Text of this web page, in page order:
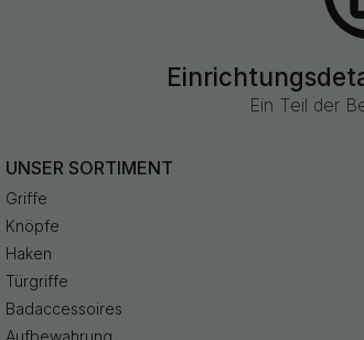
Ein Teil der
UNSER SORTIMENT
Griffe
Knöpfe
Haken
Türgriffe
Badaccessoires
Aufbewahrung